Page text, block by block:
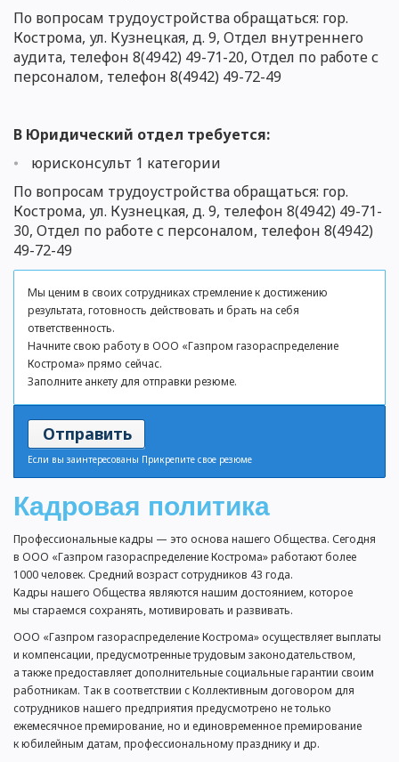
По вопросам трудоустройства обращаться: гор.
Кострома, ул. Кузнецкая, д. 9, Отдел внутреннего
аудита, телефон 8(4942) 49-71-20, Отдел по работе с
персоналом, телефон 8(4942) 49-72-49
В Юридический отдел требуется:
юрисконсульт 1 категории
По вопросам трудоустройства обращаться: гор.
Кострома, ул. Кузнецкая, д. 9, телефон 8(4942) 49-71-
30, Отдел по работе с персоналом, телефон 8(4942)
49-72-49
Мы ценим в своих сотрудниках стремление к достижению
результата, готовность действовать и брать на себя
ответственность.
Начните свою работу в ООО «Газпром газораспределение
Кострома» прямо сейчас.
Заполните анкету для отправки резюме.
Отправить
Если вы заинтересованы Прикрепите свое резюме
Кадровая политика
Профессиональные кадры — это основа нашего Общества. Сегодня
в ООО «Газпром газораспределение Кострома» работают более
1000 человек. Средний возраст сотрудников 43 года.
Кадры нашего Общества являются нашим достоянием, которое
мы стараемся сохранять, мотивировать и развивать.
ООО «Газпром газораспределение Кострома» осуществляет выплаты
и компенсации, предусмотренные трудовым законодательством,
а также предоставляет дополнительные социальные гарантии своим
работникам. Так в соответствии с Коллективным договором для
сотрудников нашего предприятия предусмотрено не только
ежемесячное премирование, но и единовременное премирование
к юбилейным датам, профессиональному празднику и др.